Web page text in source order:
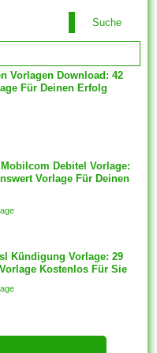
Suche
Vorlagen Download: 42
Für Deinen Erfolg
Debitel Vorlage:
Vorlage Für Deinen
Kündigung Vorlage: 29
Kostenlos Für Sie